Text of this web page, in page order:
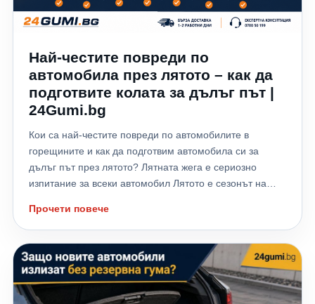
Най-честите повреди по
автомобила през лятото – как да
подготвите колата за дълъг път |
24Gumi.bg
Кои са най-честите повреди по автомобилите в
горещините и как да подготвим автомобила си за
дълъг път през лятото? Лятната жега е сериозно
изпитание за всеки автомобил Лятото е сезонът на
които много шофьори изминават към морето,
планината или чужбина. Високите температури обаче
не натоварват само водача – те поставят на сериозно
изпитание всички системи на автомобила. Всяка
година хиляди автомобили аварират именно през
летните месеци заради прегряване на двигателя,
Прочети повече